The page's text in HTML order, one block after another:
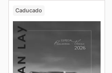
Caducado